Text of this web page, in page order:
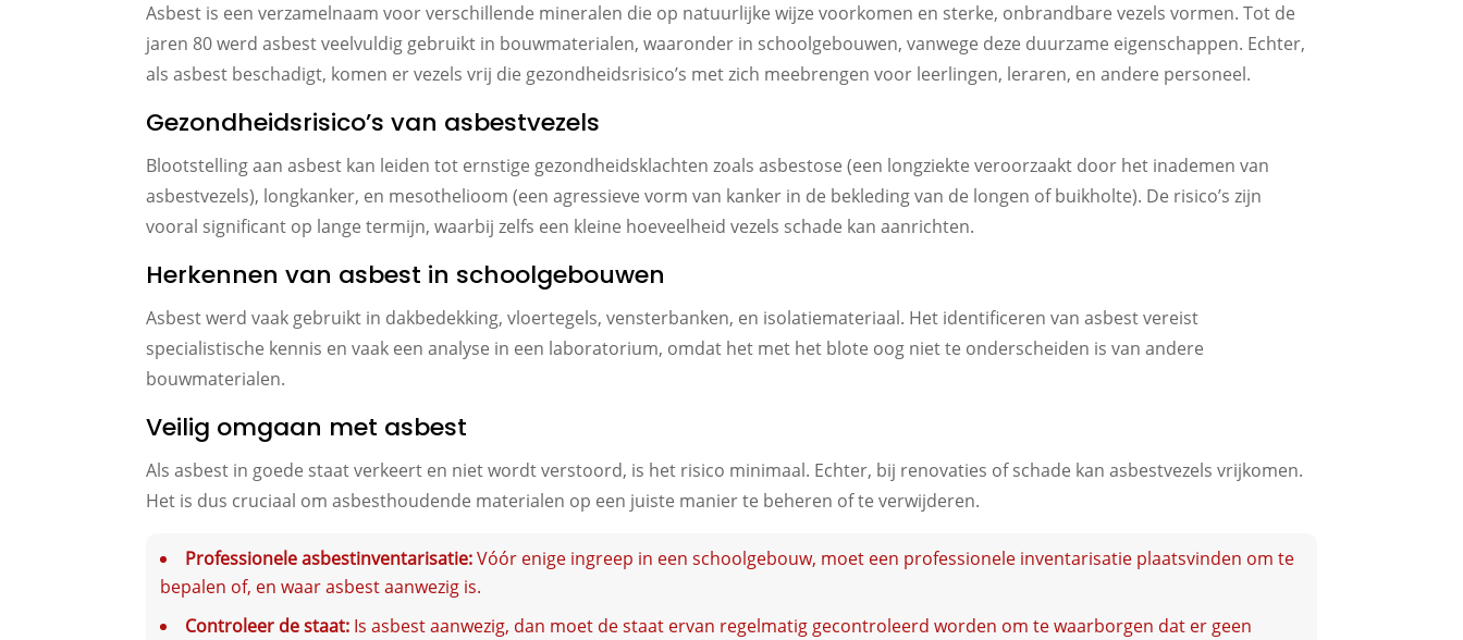
Asbest is een verzamelnaam voor verschillende mineralen die op natuurlijke wijze voorkomen en sterke, onbrandbare vezels vormen. Tot de
jaren 80 werd asbest veelvuldig gebruikt in bouwmaterialen, waaronder in schoolgebouwen, vanwege deze duurzame eigenschappen. Echter,
als asbest beschadigt, komen er vezels vrij die gezondheidsrisico’s met zich meebrengen voor leerlingen, leraren, en andere personeel.
Gezondheidsrisico’s van asbestvezels
Blootstelling aan asbest kan leiden tot ernstige gezondheidsklachten zoals asbestose (een longziekte veroorzaakt door het inademen van
asbestvezels), longkanker, en mesothelioom (een agressieve vorm van kanker in de bekleding van de longen of buikholte). De risico’s zijn
vooral significant op lange termijn, waarbij zelfs een kleine hoeveelheid vezels schade kan aanrichten.
Herkennen van asbest in schoolgebouwen
Asbest werd vaak gebruikt in dakbedekking, vloertegels, vensterbanken, en isolatiemateriaal. Het identificeren van asbest vereist
specialistische kennis en vaak een analyse in een laboratorium, omdat het met het blote oog niet te onderscheiden is van andere
bouwmaterialen.
Veilig omgaan met asbest
Als asbest in goede staat verkeert en niet wordt verstoord, is het risico minimaal. Echter, bij renovaties of schade kan asbestvezels vrijkomen.
Het is dus cruciaal om asbesthoudende materialen op een juiste manier te beheren of te verwijderen.
Professionele asbestinventarisatie:Vóór enige ingreep in een schoolgebouw, moet een professionele inventarisatie plaatsvinden om te
bepalen of, en waar asbest aanwezig is.
Controleer de staat: Is asbest aanwezig, dan moet de staat ervan regelmatig gecontroleerd worden om te waarborgen dat er geen